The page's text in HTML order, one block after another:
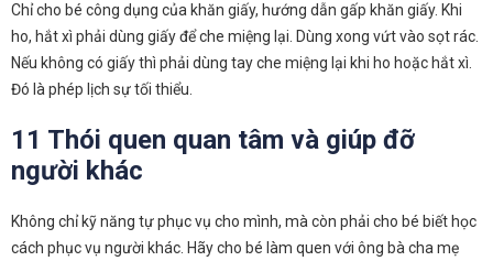
Chỉ cho bé công dụng của khăn giấy, hướng dẫn gấp khăn giấy. Khi
ho, hắt xì phải dùng giấy để che miệng lại. Dùng xong vứt vào sọt rác.
Nếu không có giấy thì phải dùng tay che miệng lại khi ho hoặc hắt xì.
Đó là phép lịch sự tối thiểu.
11 Thói quen quan tâm và giúp đỡ
người khác
Không chỉ kỹ năng tự phục vụ cho mình, mà còn phải cho bé biết học
cách phục vụ người khác. Hãy cho bé làm quen với ông bà cha mẹ